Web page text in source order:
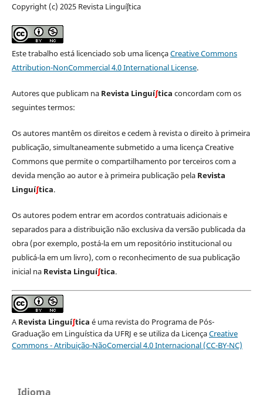
Copyright (c) 2025 Revista Linguíʃtica
Este trabalho está licenciado sob uma licençaCreative Commons
Attribution-NonCommercial 4.0 International License.
Autores que publicam na Revista Linguí∫tica concordam com os
seguintes termos:
Os autores mantêm os direitos e cedem à revista o direito à primeira
publicação, simultaneamente submetido a uma licença Creative
Commons que permite o compartilhamento por terceiros com a
devida menção ao autor e à primeira publicação pela Revista
Linguí∫tica.
Os autores podem entrar em acordos contratuais adicionais e
separados para a distribuição não exclusiva da versão publicada da
obra (por exemplo, postá-la em um repositório institucional ou
publicá-la em um livro), com o reconhecimento de sua publicação
inicial na Revista Linguí∫tica.
ARevista Linguí∫tica é uma revista do Programa de Pós-
Graduação em Linguística da UFRJ e se utiliza da LicençaCreative
Commons - Atribuição-NãoComercial 4.0 Internacional (CC-BY-NC)
Idioma